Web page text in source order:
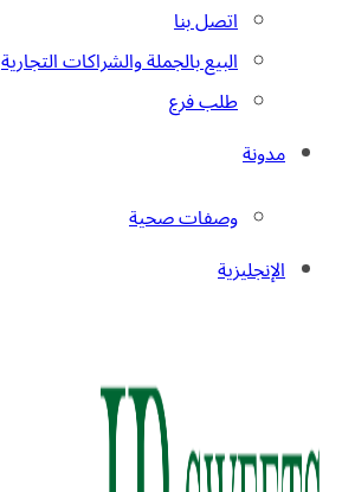
اتصل بنا
البيع بالجملة والشراكات التجارية
طلب فرع
مدونة
وصفات صحية
الإنجليزية